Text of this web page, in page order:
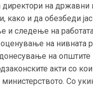
на државни
како и да обезбеди
и следење на
на нивната
на општите
акти со
министерството. Со